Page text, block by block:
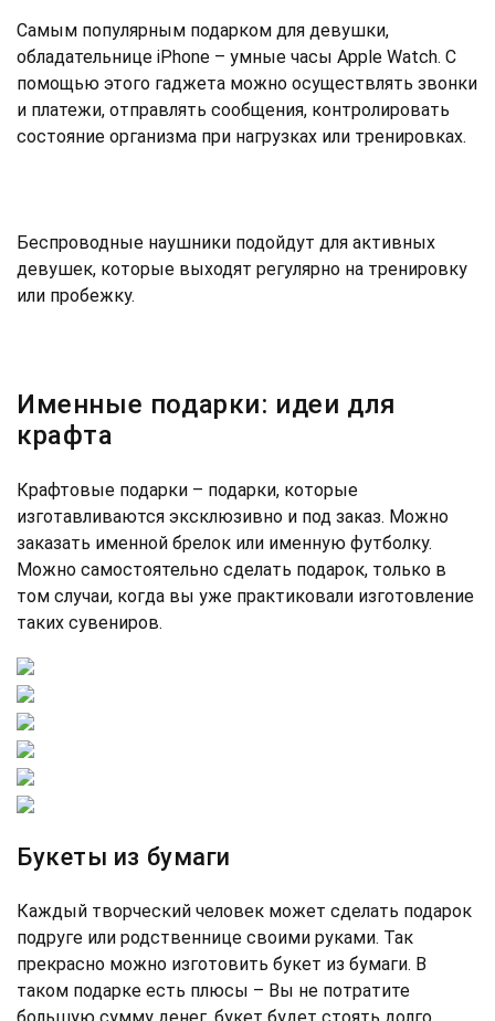
Самым популярным подарком для девушки,
обладательнице iPhone – умные часы Apple Watch. С
помощью этого гаджета можно осуществлять звонки
и платежи, отправлять сообщения, контролировать
состояние организма при нагрузках или тренировках.
Беспроводные наушники подойдут для активных
девушек, которые выходят регулярно на тренировку
или пробежку.
Именные подарки: идеи для
крафта
Крафтовые подарки – подарки, которые
изготавливаются эксклюзивно и под заказ. Можно
заказать именной брелок или именную футболку.
Можно самостоятельно сделать подарок, только в
том случаи, когда вы уже практиковали изготовление
таких сувениров.
Букеты из бумаги
Каждый творческий человек может сделать подарок
подруге или родственнице своими руками. Так
прекрасно можно изготовить букет из бумаги. В
таком подарке есть плюсы – Вы не потратите